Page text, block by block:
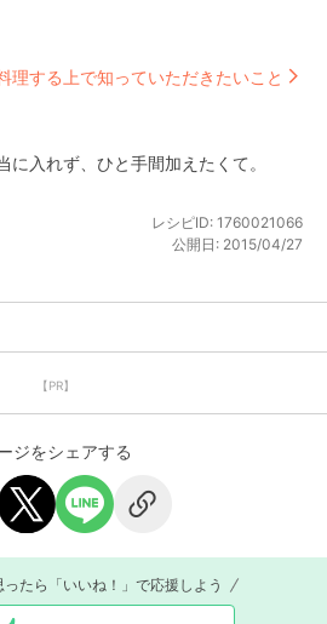
理する上で知っていただきたいこと
に入れず、ひと手間加えたくて。
レシピID: 1760021066
公開日: 2015/04/27
【PR】
ジをシェアする
たら「いいね！」で応援しよう